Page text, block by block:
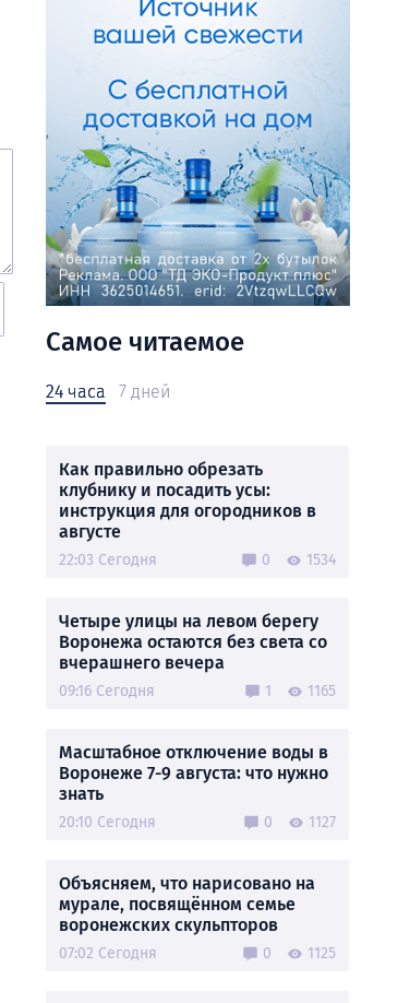
Самое читаемое
24 часа 7 дней
Как правильно обрезать
клубнику и посадить усы:
инструкция для огородников в
августе
22:03 Сегодня 0 1534
Четыре улицы на левом берегу
Воронежа остаются без света со
вчерашнего вечера
09:16 Сегодня 1 1165
Масштабное отключение воды в
Воронеже 7-9 августа: что нужно
знать
20:10 Сегодня 0 1127
Объясняем, что нарисовано на
мурале, посвящённом семье
воронежских скульпторов
07:02 Сегодня 0 1125